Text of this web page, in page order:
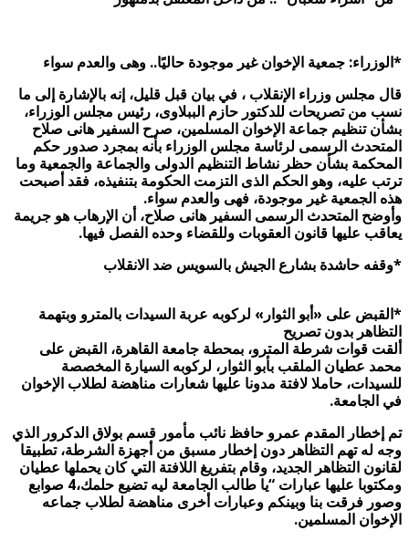
*الوزراء: جمعية الإخوان غير موجودة حاليًا.. وهى والعدم سواء
قال مجلس وزراء الإنقلاب ، في بيان قبل قليل، إنه بالإشارة إلى ما
نسب من تصريحات للدكتور حازم الببلاوى، رئيس مجلس الوزراء،
بشأن تنظيم جماعة الإخوان المسلمين، صرح السفير هانى صلاح
المتحدث الرسمى لرئاسة مجلس الوزراء بأنه بمجرد صدور حكم
المحكمة بشأن حظر نشاط التنظيم الدولى والجماعة والجمعية وما
ترتب عليه، وهو الحكم الذى التزمت الحكومة بتنفيذه، فقد أصبحت
هذه الجمعية غير موجودة، فهى والعدم سواء.
وأوضح المتحدث الرسمى السفير هانى صلاح، أن الإرهاب هو جريمة
يعاقب عليها قانون العقوبات وللقضاء وحده الفصل فيها.
*وقفه حاشدة بشارع الجيش بالسويس ضد الانقلاب
*القبض على «أبو الثوار» لركوبه عربة السيدات بالمترو وبتهمة
التظاهر بدون تصريح
ألقت قوات شرطة المترو، بمحطة جامعة القاهرة، القبض على
محمد عطيان الملقب بأبو الثوار، لركوبه السيارة المخصصة
للسيدات، حاملا لافتة مدونا عليها شعارات مناهضة لطلاب الإخوان
في الجامعة.
تم إخطار المقدم عمرو حافظ نائب مأمور قسم بولاق الدكرور الذي
وجه له تهم التظاهر دون إخطار مسبق من أجهزة الشرطة، تطبيقا
لقانون التظاهر الجديد، وقام بتفريغ اللافتة التي كان يحملها عطيان
ومكتوبا عليها عبارات “يا طالب الجامعة ليه تضيع حلمك،4 صوابع
وصور فرقت بنا وبينكم وعبارات أخرى مناهضة لطلاب جماعه
الإخوان المسلمين.